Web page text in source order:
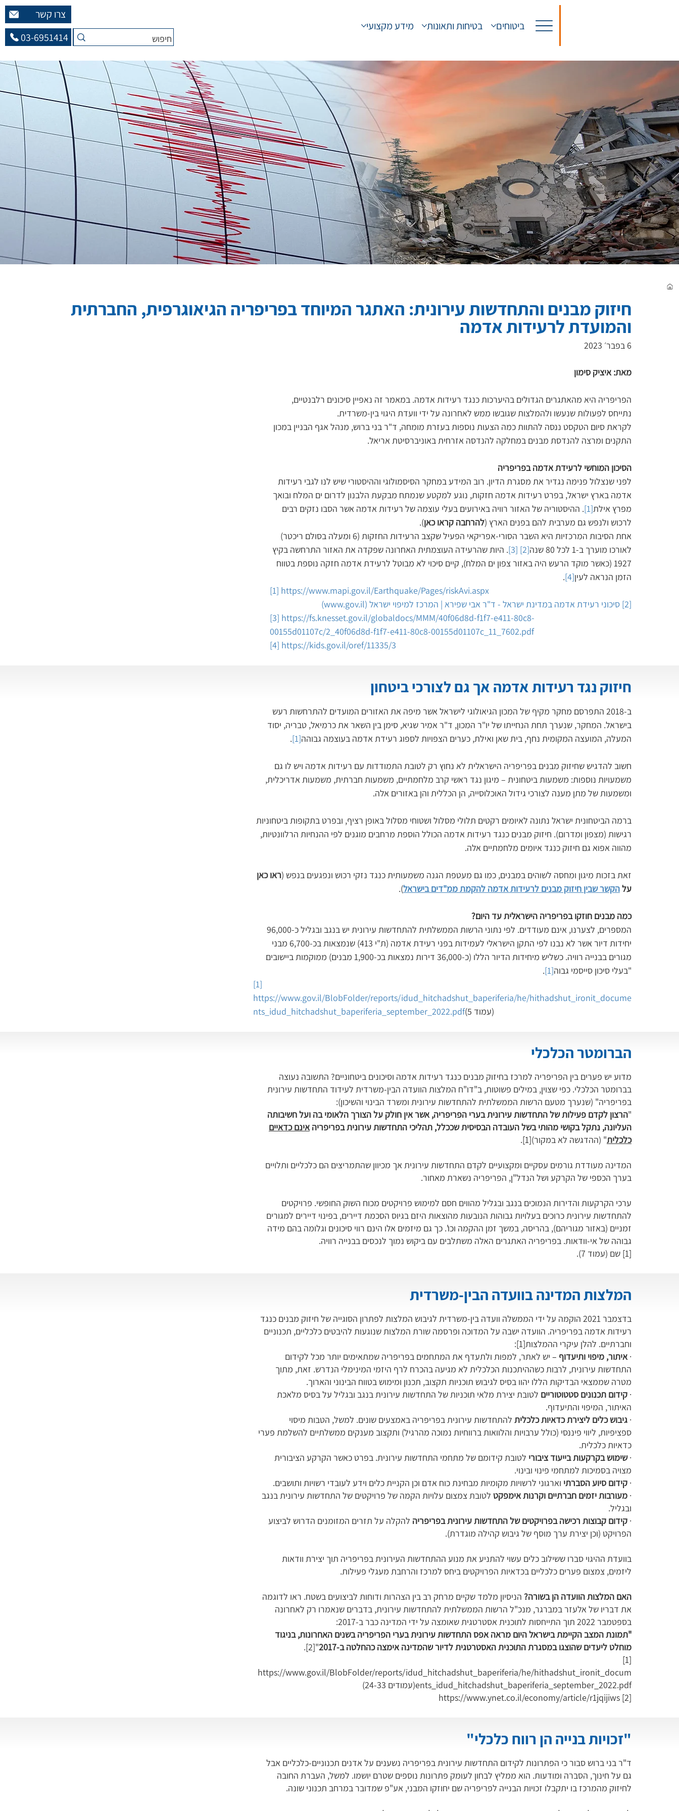
צרו קשר
03-6951414
ביטוחים בטיחות ותאונות מידע מקצועי
חיזוק מבנים והתחדשות עירונית: האתגר המיוחד בפריפריה הגיאוגרפית, החברתית
והמועדת לרעידות אדמה
6 בפבר׳ 2023
מאת: איציק סימון
הפריפריה היא מהאתגרים הגדולים בהיערכות כנגד רעידות אדמה. במאמר זה נאפיין סיכונים רלבנטיים,
נתייחס לפעולות שנעשו ולהמלצות שגובשו ממש לאחרונה על ידי וועדת היגוי בין-משרדית.
לקראת סיום הטקסט ננסה להתוות כמה הצעות נוספות בעזרת מומחה, ד"ר בני ברוש, מנהל אגף הבניין במכון
התקנים ומרצה להנדסת מבנים במחלקה להנדסה אזרחית באוניברסיטת אריאל.
הסיכון המוחשי לרעידת אדמה בפריפריה
לפני שנצלול פנימה נגדיר את מסגרת הדיון. רוב המידע במחקר הסיסמולוגי וההיסטורי שיש לנו לגבי רעידות
אדמה בארץ ישראל, בפרט רעידות אדמה חזקות, נוגע למקטע שנמתח מבקעת הלבנון לדרום ים המלח ובואך
מפרץ אילת[1]
. ההיסטוריה של האזור רוויה באירועים בעלי עוצמה של רעידות אדמה אשר הסבו נזקים רבים
לרכוש ולנפש גם מערבית להם בפנים הארץ (להרחבה קראו כאן).
אחת הסיבות המרכזיות היא השבר הסורי-אפריקאי הפעיל שקצב הרעידות החזקות (6 ומעלה בסולם ריכטר)
לאורכו מוערך ב-1 לכל 80 שנה
[2]
[3]
. היות שהרעידה העוצמתית האחרונה שפקדה את האזור התרחשה בקיץ
1927 (כאשר מוקד הרעש היה באזור צפון ים המלח), קיים סיכוי לא מבוטל לרעידת אדמה חזקה נוספת בטווח
הזמן הנראה לעין[4]
.
[1] https://www.mapi.gov.il/Earthquake/Pages/riskAvi.aspx
[2]
סיכוני רעידת אדמה במדינת ישראל - ד"ר אבי שפירא | המרכז למיפוי ישראל (www.gov.il)
[3] https://fs.knesset.gov.il/globaldocs/MMM/40f06d8d-f1f7-e411-80c8-
00155d01107c/2_40f06d8d-f1f7-e411-80c8-00155d01107c_11_7602.pdf
[4] https://kids.gov.il/oref/11335/3
חיזוק נגד רעידות אדמה אך גם לצורכי ביטחון
ב-2018 התפרסם מחקר מקיף של המכון הגיאולוגי לישראל אשר מיפה את האזורים המועדים להתרחשות רעש
בישראל. המחקר, שנערך תחת הנחייתו של יו"ר המכון, ד"ר אמיר שגיא, סימן בין השאר את כרמיאל, טבריה, יסוד
המעלה, המועצה המקומית נחף, בית שאן ואילת, כערים הצפויות לספוג רעידת אדמה בעוצמה גבוהה[1]
.
חשוב להדגיש שחיזוק מבנים בפריפריה הישראלית לא נחוץ רק לטובת התמודדות עם רעידות אדמה ויש לו גם
משמעויות נוספות: משמעות ביטחונית – מיגון נגד ראשי קרב מלחמתיים, משמעות חברתית, משמעות אדריכלית,
ומשמעות של מתן מענה לצורכי גידול האוכלוסייה, הן הכללית והן באזורים אלה.
ברמה הביטחונית ישראל נתונה לאיומים רקטים תלולי מסלול ושטוחי מסלול באופן רציף, ובפרט בתקופות ביטחוניות
רגישות (מצפון ומדרום). חיזוק מבנים כנגד רעידות אדמה הכולל הוספת מרחבים מוגנים לפי ההנחיות הרלוונטיות,
מהווה אפוא גם חיזוק כנגד איומים מלחמתיים אלה.
זאת בזכות מיגון ומחסה לשוהים במבנים, כמו גם מעטפת הגנה משמעותית כנגד נזקי רכוש ונפגעים בנפש (ראו כאן
על הקשר שבין חיזוק מבנים לרעידות אדמה להקמת ממ"דים בישראל).
כמה מבנים חוזקו בפריפריה הישראלית עד היום?
יחידות דיור אשר לא נבנו לפי התקן הישראלי לעמידות בפני רעידת אדמה (ת"י 413) שנמצאות בכ-6,700 מבני
מגורים בבנייה רוויה. כשליש מיחידות הדיור הללו (כ-36,000 דירות נמצאות בכ-1,900 מבנים) ממוקמות ביישובים
"בעלי סיכון סייסמי גבוה[1]
.
[1]
https://www.gov.il/BlobFolder/reports/idud_hitchadshut_baperiferia/he/hithadshut_ironit_docume
nts_idud_hitchadshut_baperiferia_september_2022.pdf
(עמוד 5)
מדוע יש פערים בין הפריפריה למרכז בחיזוק מבנים כנגד רעידות אדמה וסיכונים ביטחוניים? התשובה נעוצה
בברומטר הכלכלי. כפי שצוין, במילים פשוטות, ב"דו"ח המלצות הוועדה הבין-משרדית לעידוד התחדשות עירונית
בפריפריה" (שנערך מטעם הרשות הממשלתית להתחדשות עירונית ומשרד הבינוי והשיכון):
"הרצון לקדם פעילות של התחדשות עירונית בערי הפריפריה, אשר אין חולק על הצורך הלאומי בה ועל חשיבותה
העליונה, נתקל בקושי מהותי בשל העובדה הבסיסית שככלל, תהליכי התחדשות עירונית בפריפריהאינם כדאיים
כלכלית" (ההדגשה לא במקור)[1]
.
המדינה מעודדת גורמים עסקיים ומקצועיים לקדם התחדשות עירונית אך מכיוון שהתמריצים הם כלכליים ותלויים
בערך הכספי של הקרקע ושל הנדל"ן, הפריפריה נשארת מאחור.
ערכי הקרקעות והדירות הנמוכים בנגב ובגליל מהווים חסם למימוש פרויקטים מכוח השוק החופשי. פרויקטים
להתחדשות עירונית כרוכים בעלויות גבוהות הנובעות מהוצאות היזם בגיוס הסכמת דיירים, בפינוי דיירים למגורים
זמניים (באזור מגוריהם), בהריסה, במשך זמן ההקמה וכו'. כך גם מיזמים אלו הינם רווי סיכונים וגלומה בהם מידה
גבוהה של אי-וודאות. בפריפריה האתגרים האלה משתלבים עם ביקוש נמוך לנכסים בבנייה רוויה.
[1]
שם (עמוד 7).
הברומטר הכלכלי
בדצמבר 2021 הוקמה על ידי הממשלה וועדה בין-משרדית לגיבוש המלצות לפתרון הסוגייה של חיזוק מבנים כנגד
רעידות אדמה בפריפריה. הוועדה ישבה על המדוכה ופרסמה שורת המלצות שנוגעות להיבטים כלכליים, תכנוניים
וחברתיים. להלן עיקרי ההמלצות[1]
:
·איתור, מיפוי ותיעדוף – יש לאתר, למפות ולתעדף את המתחמים בפריפריה שמתאימים יותר מכל לקידום
התחדשות עירונית, לרבות כשההיתכנות הכלכלית לא מגיעה בהכרח לרף היזמי המינימלי הנדרש. זאת, מתוך
מטרה שממצאי הבדיקות הללו יהוו בסיס לגיבוש תוכניות תקצוב, תכנון ומימוש בטווח הבינוני והארוך.
·קידום תכנונים סטטוטוריים לטובת יצירת מלאי תוכניות של התחדשות עירונית בנגב ובגליל על בסיס מלאכת
האיתור, המיפוי והתיעדוף.
·גיבוש כלים ליצירת כדאיות כלכלית להתחדשות עירונית בפריפריה באמצעים שונים. למשל, הטבות מיסוי
ספציפיות, ליווי פיננסי (כולל ערבויות והלוואות ברווחיות נמוכה מהרגיל) ותקצוב מענקים ממשלתיים להשלמת פערי
כדאיות כלכלית.
·שימוש בקרקעות בייעוד ציבורי לטובת קידומם של מתחמי התחדשות עירונית. בפרט כאשר הקרקע הציבורית
מצויה בסמיכות למתחמי פינוי ובינוי.
·קידום סיוע הסברתי וארגוני לרשויות מקומיות מבחינת כוח אדם וכן הקניית כלים וידע לעובדי רשויות ותושבים.
·מעורבות יזמים חברתיים וקרנות אימפקט לטובת צמצום עלויות הקמה של פרויקטים של התחדשות עירונית בנגב
ובגליל.
·קידום קבוצות רכישה בפרויקטים של התחדשות עירונית בפריפריה להקלה על תזרים המזומנים הדרוש לביצוע
הפרויקט (וכן יצירת ערך מוסף של גיבוש קהילה מוגדרת).
בוועדת ההיגוי סברו ששילוב כלים עשוי להתניע את מנוע ההתחדשות העירונית בפריפריה תוך יצירת וודאות
ליזמים, צמצום פערים כלכליים בכדאיות הפרויקטים ביחס למרכז והרחבת מעגלי פעילות.
האם המלצות הוועדה הן בשורה? הניסיון מלמד שקיים מרחק רב בין הצהרות ודוחות לביצועים בשטח. ראו לדוגמה
את דבריו של אלעזר במברגר, מנכ"ל הרשות הממשלתית להתחדשות עירונית, בדברים שנאמרו רק לאחרונה
בספטמבר 2022 תוך התייחסות לתוכנית אסטרטגית שאומצה על ידי המדינה כבר ב-2017:
"תמונת המצב הקיימת בישראל היום מראה אפס התחדשות עירונית בערי הפריפריה בשנים האחרונות, בניגוד
מוחלט ליעדים שהוצגו במסגרת התוכנית האסטרטגית לדיור שהמדינה אימצה כהחלטה ב-2017
"
[2]
.
[1]
https://www.gov.il/BlobFolder/reports/idud_hitchadshut_baperiferia/he/hithadshut_ironit_docum
ents_idud_hitchadshut_baperiferia_september_2022.pdf(עמודים 24-33)
[2]
https://www.ynet.co.il/economy/article/r1jqijiws
המלצות המדינה בוועדה הבין-משרדית
ד"ר בני ברוש סבור כי הפתרונות לקידום התחדשות עירונית בפריפריה נשענים על אדנים תכנוניים-כלכליים אבל
גם על חינוך, הסברה ומודעות. הוא ממליץ לבחון לעומק פתרונות נוספים שטרם יושמו. למשל, העברת החובה
לחיזוק מהמרכז בו יתקבלו זכויות הבנייה לפריפריה שם יחוזקו המבני, אע"פ שמדובר במרחב תכנוני שונה.
"זכויות בנייה הן רווח כלכלי"